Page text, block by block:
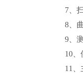
7、
8、
9、
10
11、